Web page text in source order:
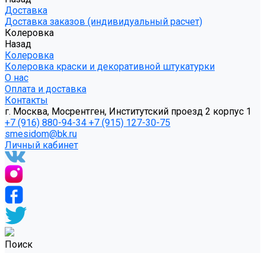
Доставка
Доставка заказов (индивидуальный расчет)
Колеровка
Назад
Колеровка
Колеровка краски и декоративной штукатурки
О нас
Оплата и доставка
Контакты
г. Москва, Мосрентген, Институтский проезд 2 корпус 1
+7 (916) 880-94-34 +7 (915) 127-30-75
smesidom@bk.ru
Личный кабинет
Поиск